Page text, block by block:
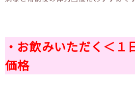
・お飲みいただく＜１
価格